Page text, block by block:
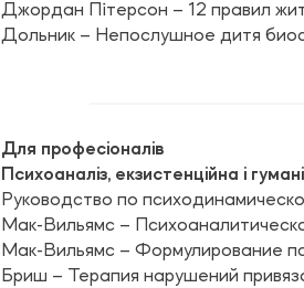
Джордан Пітерсон – 12 правил
Дольник – Непослушное дитя
Для професіоналів
Психоаналіз, екзистенційна і
Руководство по
Мак-Вильямс –
Мак-Вильямс – Формулирование
Бриш – Терапия нарушений